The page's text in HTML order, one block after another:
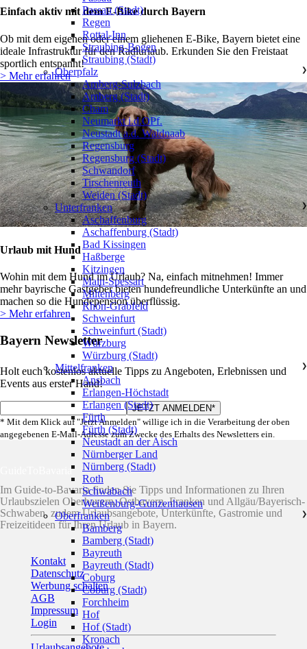
Einfach aktiv mit dem E-Bike durch Bayern
Ob mit dem eigenen oder einem gliehenen E-Bike, Bayern bietet eine
ideale Infrastruktur für den Radlurlaub. Erkunden Sie den Freistaat
sportlich entspannt!
> Mehr erfahren
Urlaub mit Hund
Wohin mit dem Hund im Urlaub? Na, einfach mitnehmen! Immer
mehr bayrische Gastgeber bieten hundefreundliche Unterkünfte an und
machen so die Hundepension überflüssig.
> Mehr erfahren
Bayern Newsletter
Holt euch kostenlos aktuelle Tipps zu Angeboten, Erlebnissen und
Events aus erster Hand!
* Mit dem Klick auf "Jetzt Anmelden" willige ich in die Verarbeitung der oben
angegebenen E-Mail-Adresse zum Zwecke des Erhalts des Newsletters ein.
GuideToBavaria
Im Guide-to-Bavaria finden Sie Tipps und Informationen zu Ihren
Urlaubszielen Oberbayern, Ostbayern, Franken und Allgäu/Bayerisch-
Schwaben, zudem Urlaubsangebote, Unterkünfte, Gastromie und
Freizeitideen für Ihren Urlaub in Bayern.
Kontakt
Datenschutz
Werbung schalten
AGB
Impressum
Login
Passau (Stadt)
Regen
Rottal-Inn
Straubing-Bogen
Straubing (Stadt)
Oberpfalz
❯
Amberg-Sulzbach
Amberg (Stadt)
Cham
Neumarkt i.d.OPf.
Neustadt a.d. Waldnaab
Regensburg
Regensburg (Stadt)
Schwandorf
Tirschenreuth
Weiden (Stadt)
Unterfranken
❯
Aschaffenburg
Aschaffenburg (Stadt)
Bad Kissingen
Haßberge
Kitzingen
Main-Spessart
Miltenberg
Rhön-Grabfeld
Schweinfurt
Schweinfurt (Stadt)
Würzburg
Würzburg (Stadt)
Mittelfranken
❯
Ansbach
Erlangen-Höchstadt
Erlangen (Stadt)
Fürth
Fürth (Stadt)
Neustadt an der Aisch
Nürnberger Land
Nürnberg (Stadt)
Roth
Schwabach
Weißenburg-Gunzenhausen
Oberfranken
❯
Bamberg
Bamberg (Stadt)
Bayreuth
Bayreuth (Stadt)
Coburg
Coburg (Stadt)
Forchheim
Hof
Hof (Stadt)
Kronach